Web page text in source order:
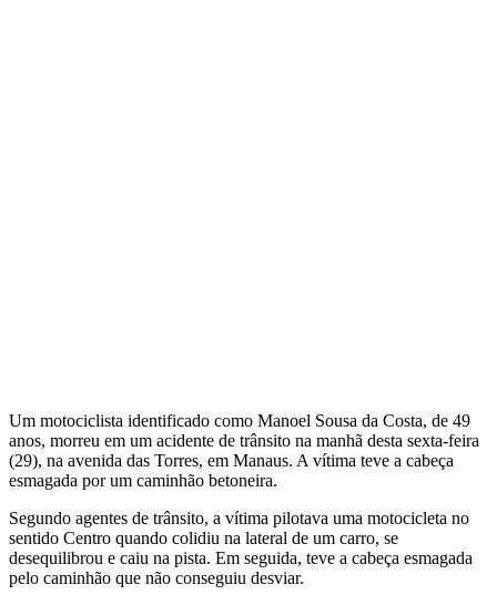
Um motociclista identificado como Manoel Sousa da Costa, de 49
anos, morreu em um acidente de trânsito na manhã desta sexta-feira
(29), na avenida das Torres, em Manaus. A vítima teve a cabeça
esmagada por um caminhão betoneira.
Segundo agentes de trânsito, a vítima pilotava uma motocicleta no
sentido Centro quando colidiu na lateral de um carro, se
desequilibrou e caiu na pista. Em seguida, teve a cabeça esmagada
pelo caminhão que não conseguiu desviar.